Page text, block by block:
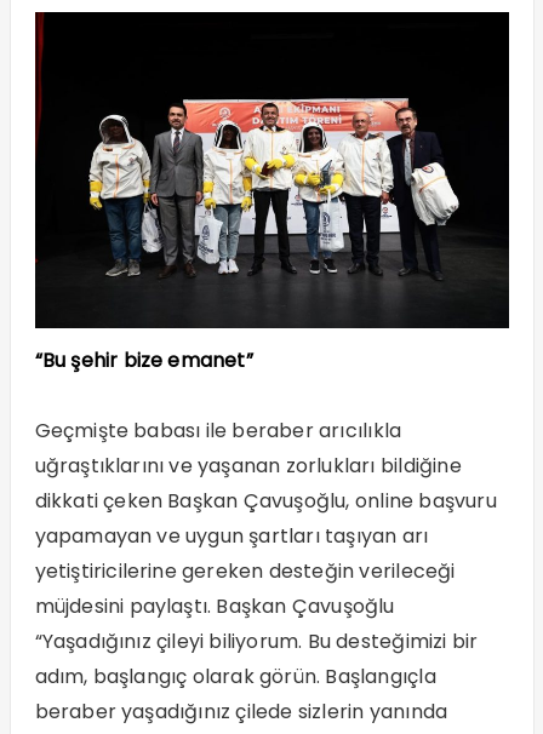
“Bu şehir bize emanet”
Geçmişte babası ile beraber arıcılıkla
uğraştıklarını ve yaşanan zorlukları bildiğine
dikkati çeken Başkan Çavuşoğlu, online başvuru
yapamayan ve uygun şartları taşıyan arı
yetiştiricilerine gereken desteğin verileceği
müjdesini paylaştı. Başkan Çavuşoğlu
“Yaşadığınız çileyi biliyorum. Bu desteğimizi bir
adım, başlangıç olarak görün. Başlangıçla
beraber yaşadığınız çilede sizlerin yanında